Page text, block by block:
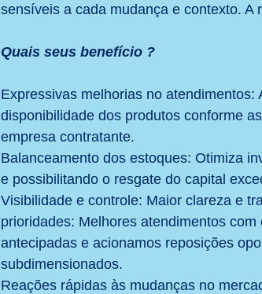
sensíveis a cada mudança e contexto. A
Quais seus benefício ?
Expressivas melhorias no
disponibilidade dos produtos conforme
empresa contratante.
Balanceamento dos estoques: Otimiza
e possibilitando o resgate do capital
Visibilidade e controle: Maior clareza e
prioridades: Melhores atendimentos
antecipadas e acionamos reposições
subdimensionados.
Reações rápidas às mudanças no